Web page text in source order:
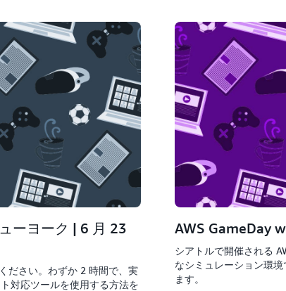
ーヨーク | 6 月 23
ださい。わずか 2 時間で、実
対応ツールを使用する方法を
AWS GameDay
シアトルで開催される
なシミュレーション環
ます。